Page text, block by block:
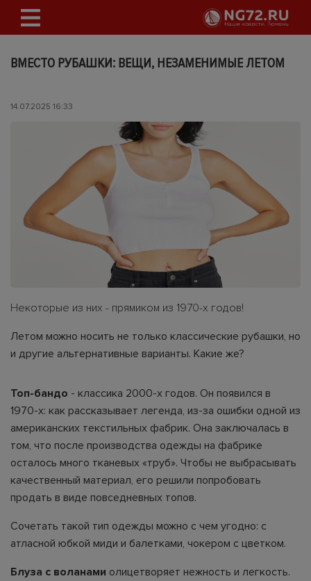
ВМЕСТО РУБАШКИ: ВЕЩИ, НЕЗАМЕНИМЫЕ ЛЕТОМ
14.07.2025 16:33
Некоторые из них - прямиком из 1970-х годов!
Летом можно носить не только классические рубашки, но
и другие альтернативные варианты. Какие же?
Топ-бандо - классика 2000-х годов. Он появился в
1970-х: как рассказывает легенда, из-за ошибки одной из
американских текстильных фабрик. Она заключалась в
том, что после производства одежды на фабрике
осталось много тканевых «труб». Чтобы не выбрасывать
качественный материал, его решили попробовать
продать в виде повседневных топов.
Сочетать такой тип одежды можно с чем угодно: с
атласной юбкой миди и балетками, чокером с цветком.
Блуза с воланами олицетворяет нежность и легкость.